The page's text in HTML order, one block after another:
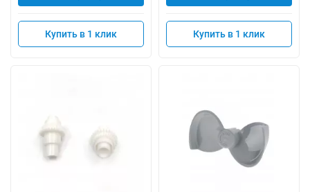
Купить в 1 клик Купить в 1 клик